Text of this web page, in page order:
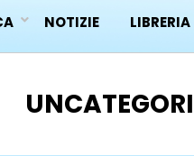
NOTIZIE LIBRERIA
CATEGORIA
: